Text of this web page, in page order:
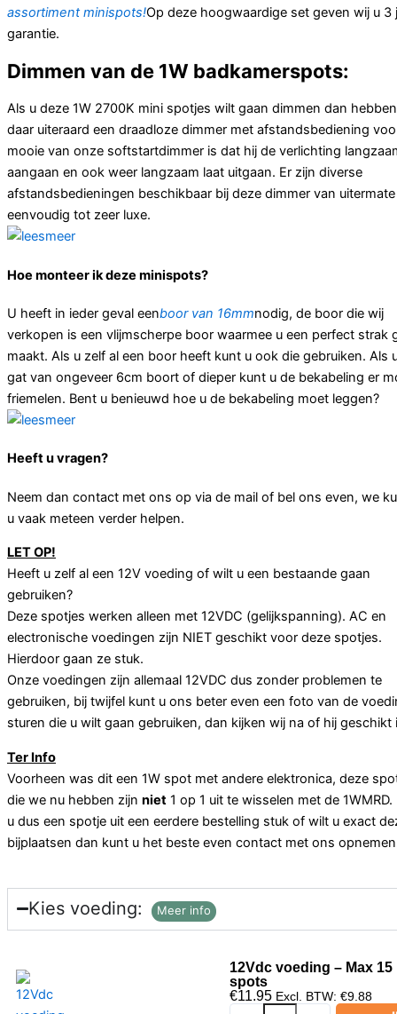
assortiment minispots!Op deze hoogwaardige set geven wij u 3
garantie.
Dimmen van de 1W badkamerspots:
Als u deze 1W 2700K mini spotjes wilt gaan dimmen dan
daar uiteraard een draadloze dimmer met afstandsbediening
mooie van onze softstartdimmer is dat hij de verlichting
aangaan en ook weer langzaam laat uitgaan. Er zijn diverse
afstandsbedieningen beschikbaar bij deze dimmer van uitermate
eenvoudig tot zeer luxe.
Hoe monteer ik deze minispots?
U heeft in ieder geval eenboor van 16mmnodig, de boor die wij
verkopen is een vlijmscherpe boor waarmee u een perfect strak
maakt. Als u zelf al een boor heeft kunt u ook die gebruiken. Als
gat van ongeveer 6cm boort of dieper kunt u de bekabeling er
friemelen. Bent u benieuwd hoe u de bekabeling moet leggen?
Heeft u vragen?
Neem dan contact met ons op via de mail of bel ons even, we
u vaak meteen verder helpen.
LET OP!
Heeft u zelf al een 12V voeding of wilt u een bestaande gaan
gebruiken?
Deze spotjes werken alleen met 12VDC (gelijkspanning). AC en
electronische voedingen zijn NIET geschikt voor deze spotjes.
Hierdoor gaan ze stuk.
Onze voedingen zijn allemaal 12VDC dus zonder problemen te
gebruiken, bij twijfel kunt u ons beter even een foto van de
sturen die u wilt gaan gebruiken, dan kijken wij na of hij geschikt
Ter Info
Voorheen was dit een 1W spot met andere elektronica, deze
die we nu hebben zijn niet 1 op 1 uit te wisselen met de 1WMRD.
u dus een spotje uit een eerdere bestelling stuk of wilt u exact
bijplaatsen dan kunt u het beste even contact met ons
Kies voeding: Meer info
12Vdc voeding – Max 15
spots
€11.95 Excl. BTW: €9.88